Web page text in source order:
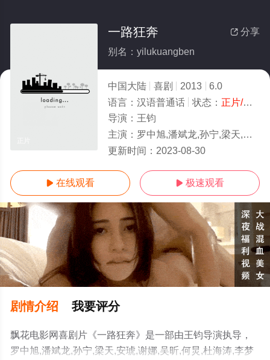
 分享
一路狂奔
别名：yilukuangben
中国大陆 喜剧 2013
6.0
语言： 汉语普通话 状态： 正片/高清
导演： 王钧
主演： 罗中旭,潘斌龙,孙宁,梁天,安琥,谢娜,吴昕,何炅,杜海涛,李梦男,洪剑涛,刘桦,王晴,梁永斌
更新时间： 2023-08-30
 在线观看  极速观看
剧情介绍 我要评分
飘花电影网喜剧片《一路狂奔》是一部由王钧导演执导，
罗中旭,潘斌龙,孙宁,梁天,安琥,谢娜,吴昕,何炅,杜海涛,李梦